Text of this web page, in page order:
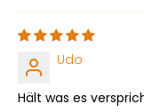
Udo
Hält was es